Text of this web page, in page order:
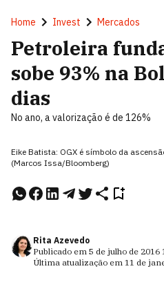
Home Invest Mercados
Petroleira
sobe 93% na
dias
No ano, a valorização é de 126%
Eike Batista: OGX é símbolo da
(Marcos Issa/Bloomberg)
Rita Azevedo
Publicado em 5 de julho de 2016
Última atualização em 11 de